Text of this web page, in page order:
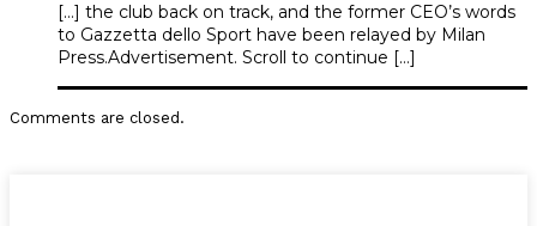
[…] the club back on track, and the former CEO’s words
to Gazzetta dello Sport have been relayed by Milan
Press.Advertisement. Scroll to continue […]
Comments are closed.